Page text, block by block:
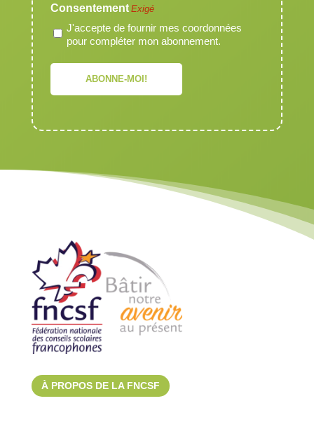
Consentement Exigé
J'accepte de fournir mes coordonnées
pour compléter mon abonnement.
À PROPOS DE LA FNCSF